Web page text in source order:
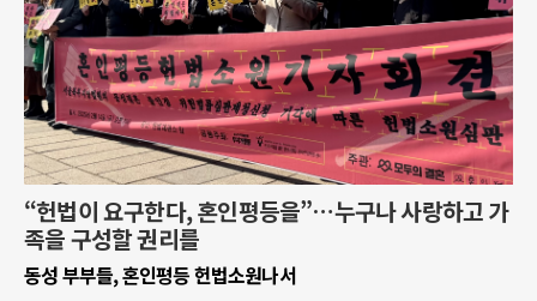
“헌법이 요구한다, 혼인평등을”…누구나 사랑하고 가
족을 구성할 권리를
동성 부부들, 혼인평등 헌법소원나서